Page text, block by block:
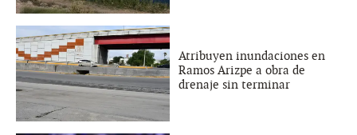
Atribuyen inundaciones en
Ramos Arizpe a obra de
drenaje sin terminar